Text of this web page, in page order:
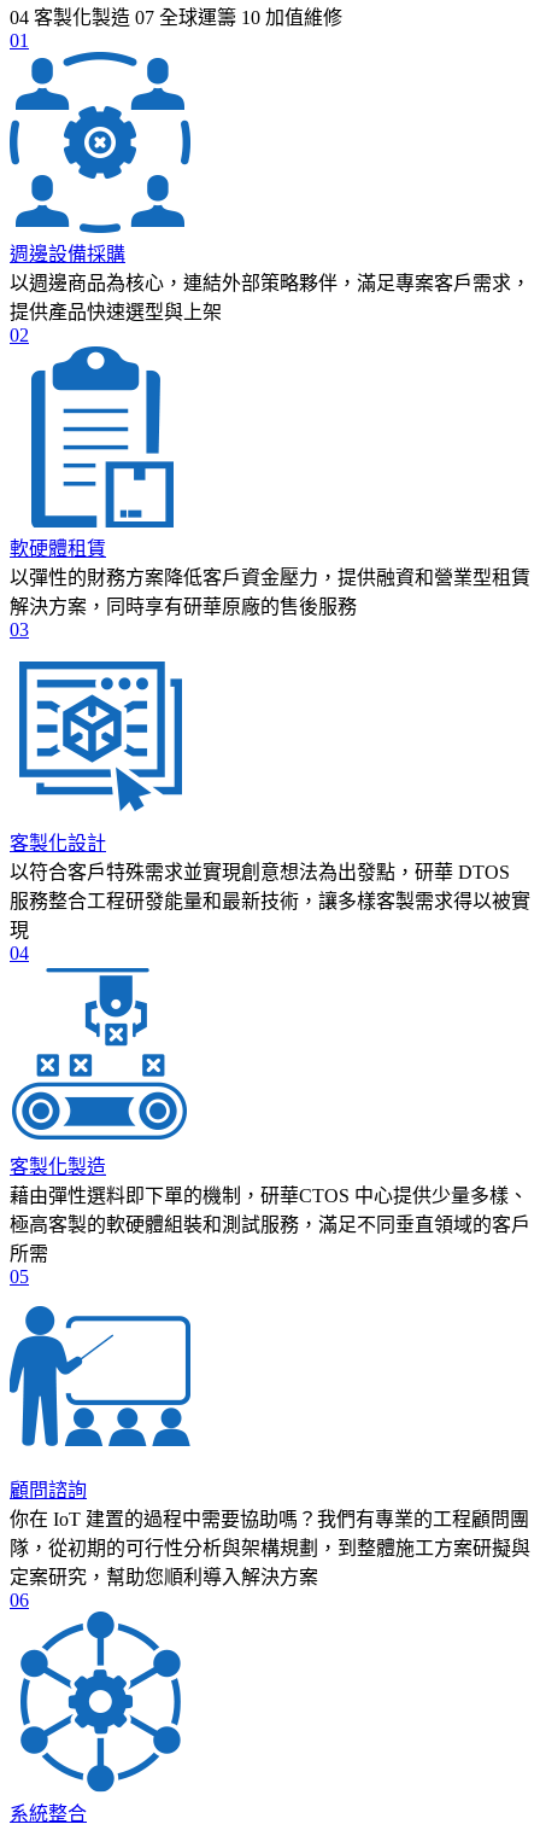
04 客製化製造 07 全球運籌 10 加值維修
01
週邊設備採購
以週邊商品為核心，連結外部策略夥伴，滿足專案客戶需求，
提供產品快速選型與上架
02
軟硬體租賃
以彈性的財務方案降低客戶資金壓力，提供融資和營業型租賃
解決方案，同時享有研華原廠的售後服務
03
客製化設計
以符合客戶特殊需求並實現創意想法為出發點，研華 DTOS
服務整合工程研發能量和最新技術，讓多樣客製需求得以被實
現
04
客製化製造
藉由彈性選料即下單的機制，研華CTOS 中心提供少量多樣、
極高客製的軟硬體組裝和測試服務，滿足不同垂直領域的客戶
所需
05
顧問諮詢
你在 IoT 建置的過程中需要協助嗎？我們有專業的工程顧問團
隊，從初期的可行性分析與架構規劃，到整體施工方案研擬與
定案研究，幫助您順利導入解決方案
06
系統整合